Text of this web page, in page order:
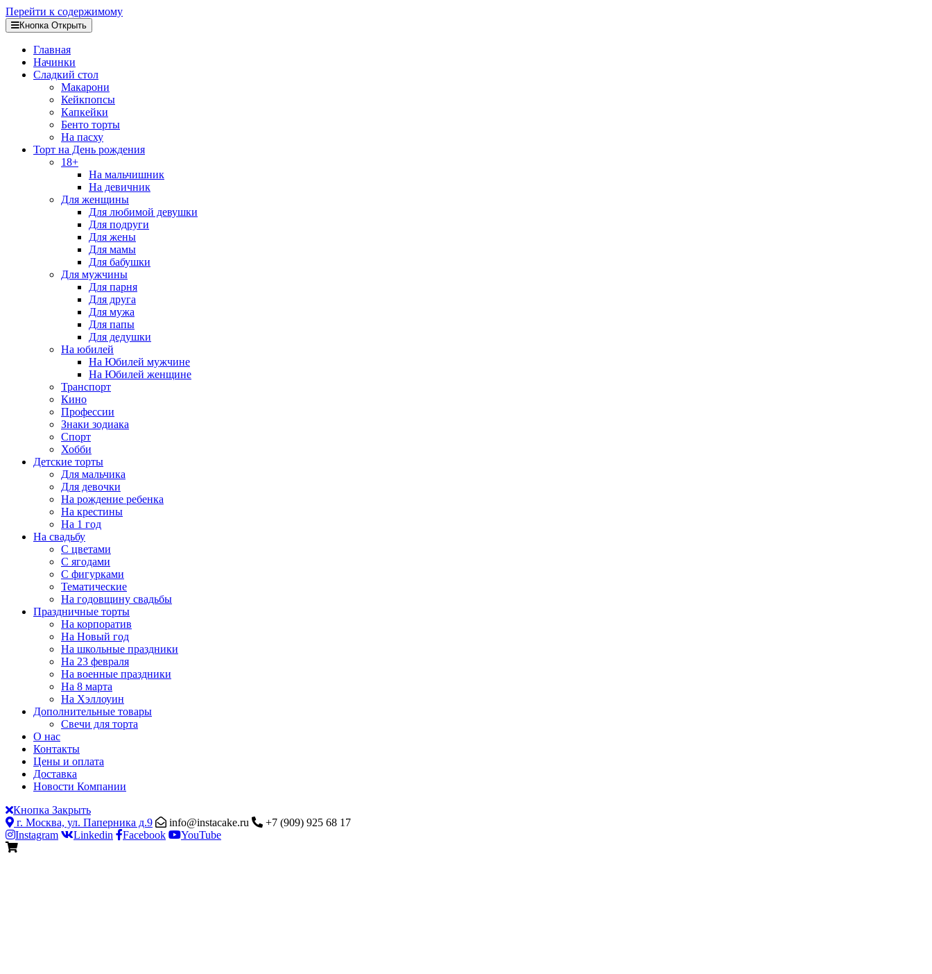
Перейти к содержимому
Кнопка Открыть
Главная
Начинки
Сладкий стол
Макарони
Кейкпопсы
Капкейки
Бенто торты
На пасху
Торт на День рождения
18+
На мальчишник
На девичник
Для женщины
Для любимой девушки
Для подруги
Для жены
Для мамы
Для бабушки
Для мужчины
Для парня
Для друга
Для мужа
Для папы
Для дедушки
На юбилей
На Юбилей мужчине
На Юбилей женщине
Транспорт
Кино
Профессии
Знаки зодиака
Спорт
Хобби
Детские торты
Для мальчика
Для девочки
На рождение ребенка
На крестины
На 1 год
На свадьбу
С цветами
С ягодами
С фигурками
Тематические
На годовщину свадьбы
Праздничные торты
На корпоратив
На Новый год
На школьные праздники
На 23 февраля
На военные праздники
На 8 марта
На Хэллоуин
Дополнительные товары
Свечи для торта
О нас
Контакты
Цены и оплата
Доставка
Новости Компании
Кнопка Закрыть
г. Москва, ул. Паперника д.9
info@instacake.ru
+7 (909) 925 68 17
Instagram
Linkedin Facebook YouTube